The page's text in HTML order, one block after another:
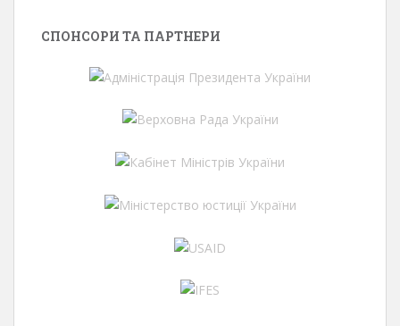
СПОНСОРИ ТА ПАРТНЕРИ